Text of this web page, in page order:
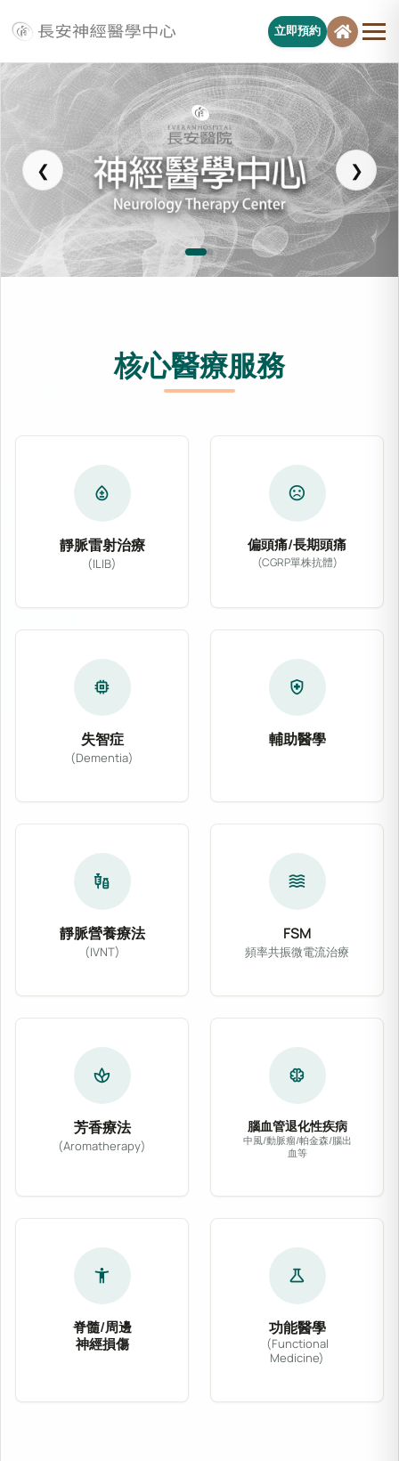
立即預約
長安醫院神經醫學中心
❮ ❯
核心醫療服務
bloodtype
靜脈雷射治療
(ILIB)
sentiment_dissatisfied
偏頭痛/長期頭痛
(CGRP單株抗體)
memory
失智症
(Dementia)
health_and_safety
輔助醫學
vaccines
靜脈營養療法
(IVNT)
waves
FSM
頻率共振微電流治療
spa
芳香療法
(Aromatherapy)
neurology
腦血管退化性疾病
中風/動脈瘤/帕金森/腦出
血等
accessibility_new
脊髓/周邊
神經損傷
針對脊髓壓迫、坐骨神經痛、腕隧道症候群及
science
功能醫學
(Functional
Medicine)